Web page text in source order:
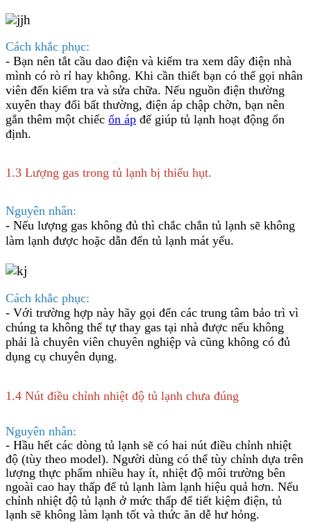
Cách khắc phục:
- Bạn nên tắt cầu dao điện và kiểm tra xem dây điện nhà
mình có rò rỉ hay không. Khi cần thiết bạn có thể gọi nhân
viên đến kiểm tra và sửa chữa. Nếu nguồn điện thường
xuyên thay đổi bất thường, điện áp chập chờn, bạn nên
gắn thêm một chiếc ổn áp để giúp tủ lạnh hoạt động ổn
định.
1.3 Lượng gas trong tủ lạnh bị thiếu hụt.
Nguyên nhân:
- Nếu lượng gas không đủ thì chắc chắn tủ lạnh sẽ không
làm lạnh được hoặc dẫn đến tủ lạnh mát yếu.
Cách khắc phục:
- Với trường hợp này hãy gọi đến các trung tâm bảo trì vì
chúng ta không thể tự thay gas tại nhà được nếu không
phải là chuyên viên chuyên nghiệp và cũng không có đủ
dụng cụ chuyên dụng.
1.4 Nút điều chỉnh nhiệt độ tủ lạnh chưa đúng
Nguyên nhân:
- Hầu hết các dòng tủ lạnh sẽ có hai nút điều chỉnh nhiệt
độ (tùy theo model). Người dùng có thể tùy chỉnh dựa trên
lượng thực phẩm nhiều hay ít, nhiệt độ môi trường bên
ngoài cao hay thấp để tủ lạnh làm lạnh hiệu quả hơn. Nếu
chỉnh nhiệt độ tủ lạnh ở mức thấp để tiết kiệm điện, tủ
lạnh sẽ không làm lạnh tốt và thức ăn dễ hư hỏng.